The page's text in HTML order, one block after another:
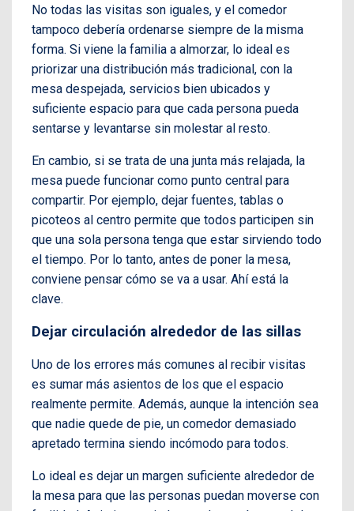
No todas las visitas son iguales, y el comedor
tampoco debería ordenarse siempre de la misma
forma. Si viene la familia a almorzar, lo ideal es
priorizar una distribución más tradicional, con la
mesa despejada, servicios bien ubicados y
suficiente espacio para que cada persona pueda
sentarse y levantarse sin molestar al resto.
En cambio, si se trata de una junta más relajada, la
mesa puede funcionar como punto central para
compartir. Por ejemplo, dejar fuentes, tablas o
picoteos al centro permite que todos participen sin
que una sola persona tenga que estar sirviendo todo
el tiempo. Por lo tanto, antes de poner la mesa,
conviene pensar cómo se va a usar. Ahí está la
clave.
Dejar circulación alrededor de las sillas
Uno de los errores más comunes al recibir visitas
es sumar más asientos de los que el espacio
realmente permite. Además, aunque la intención sea
que nadie quede de pie, un comedor demasiado
apretado termina siendo incómodo para todos.
Lo ideal es dejar un margen suficiente alrededor de
la mesa para que las personas puedan moverse con